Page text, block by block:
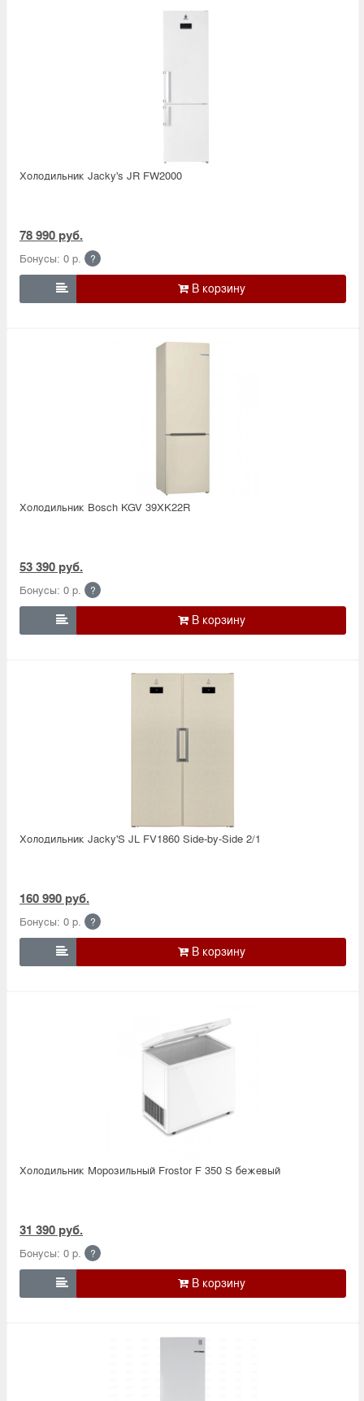
Холодильник Jacky's JR FW2000
78 990 руб.
Бонусы: 0 р. ?

Холодильник Bosсh KGV 39XK22R
53 390 руб.
Бонусы: 0 р. ?

Холодильник Jacky'S JL FV1860 Side-by-Side 2/1
160 990 руб.
Бонусы: 0 р. ?

Холодильник Морозильный Frostor F 350 S бежевый
31 390 руб.
Бонусы: 0 р. ?
